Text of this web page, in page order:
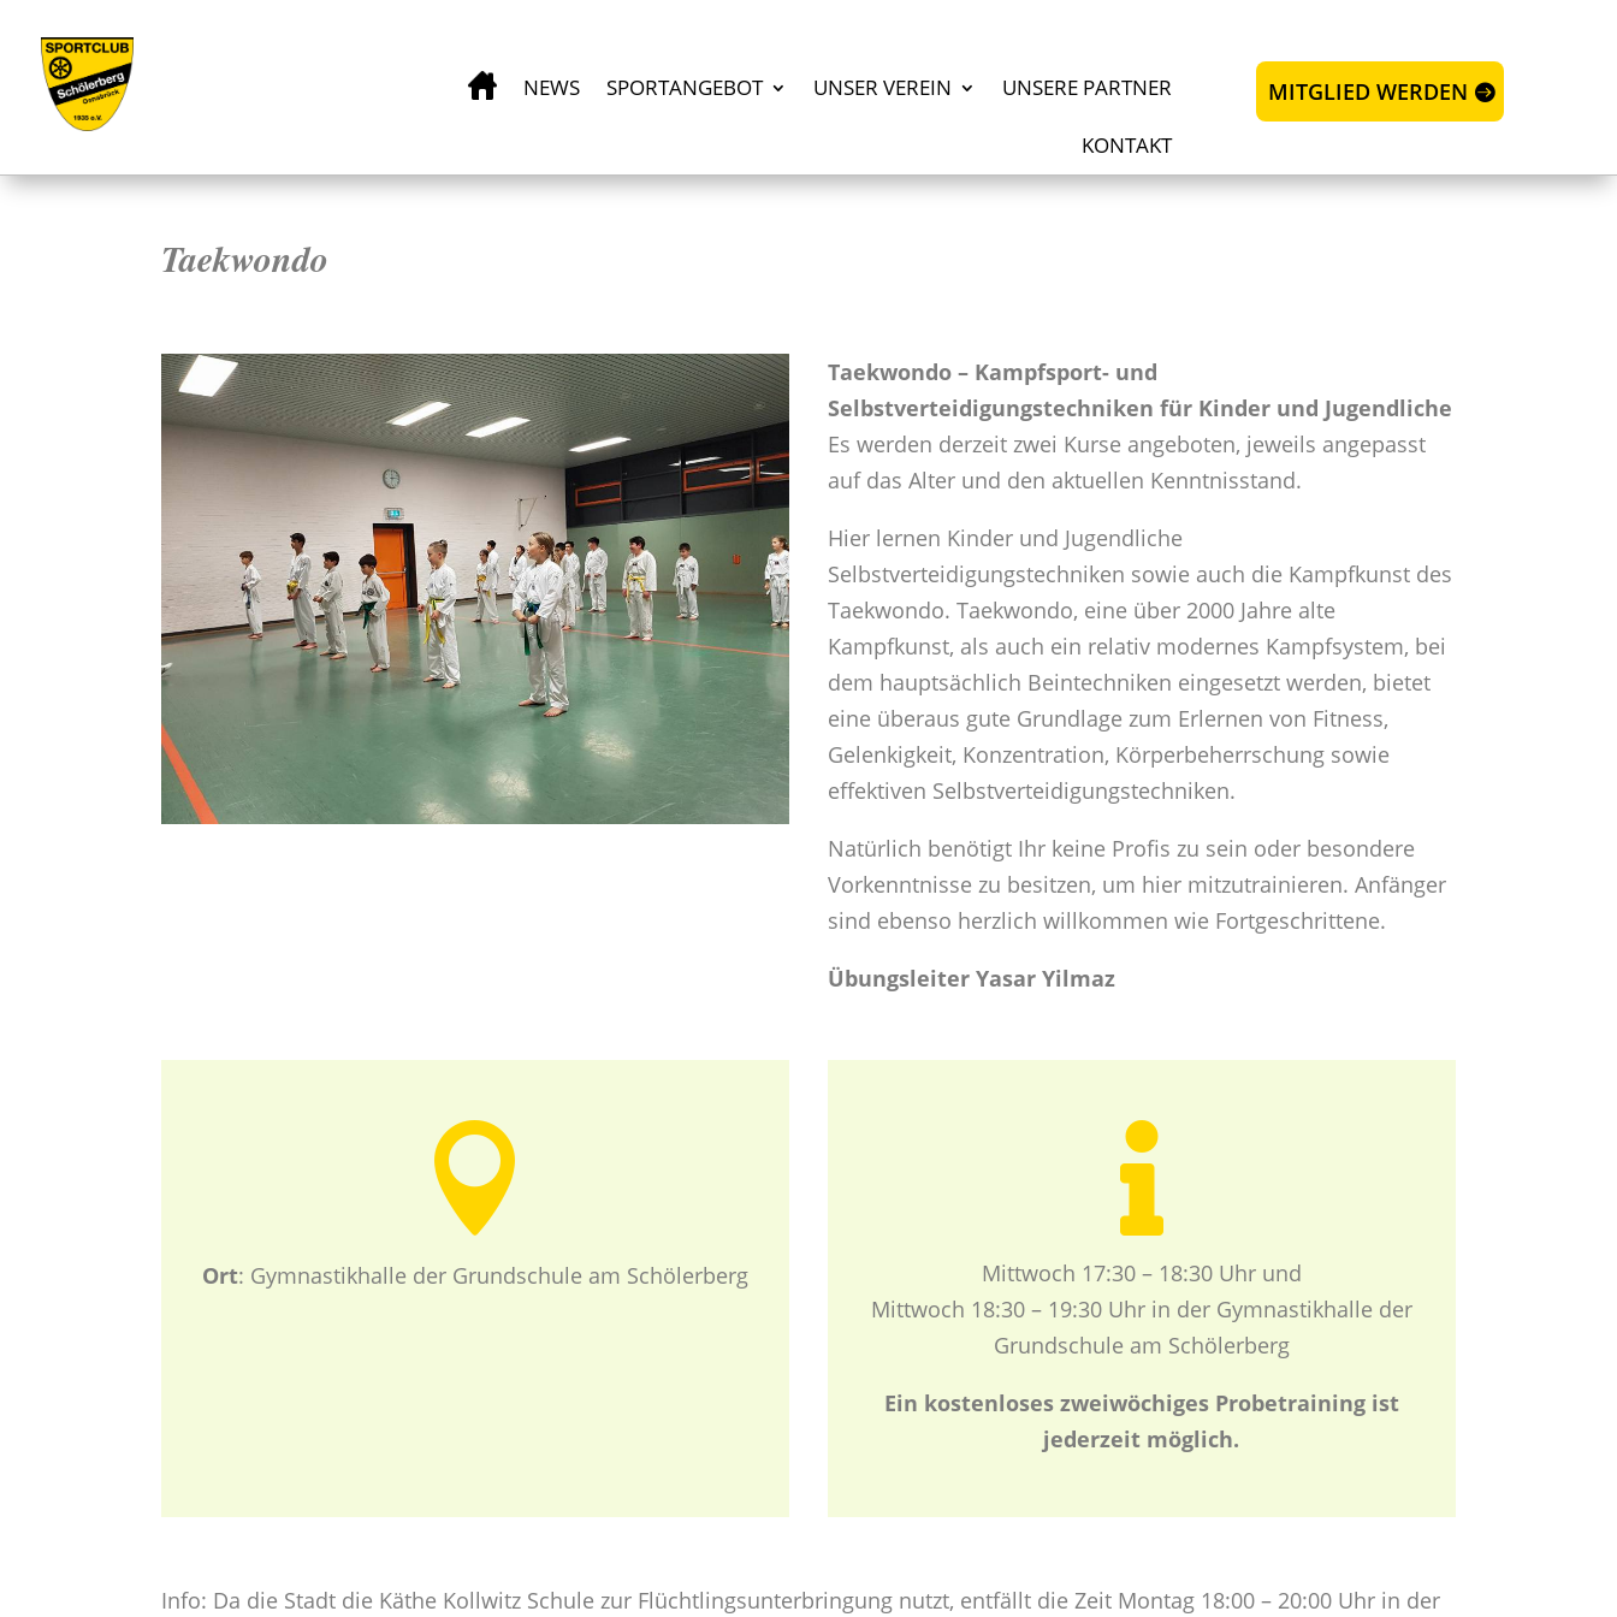
NEWS SPORTANGEBOT UNSER VEREIN UNSERE PARTNER
KONTAKT
MITGLIED WERDEN
Taekwondo
Taekwondo – Kampfsport- und
Selbstverteidigungstechniken für Kinder und Jugendliche
Es werden derzeit zwei Kurse angeboten, jeweils angepasst
auf das Alter und den aktuellen Kenntnisstand.
Hier lernen Kinder und Jugendliche
Selbstverteidigungstechniken sowie auch die Kampfkunst des
Taekwondo. Taekwondo, eine über 2000 Jahre alte
Kampfkunst, als auch ein relativ modernes Kampfsystem, bei
dem hauptsächlich Beintechniken eingesetzt werden, bietet
eine überaus gute Grundlage zum Erlernen von Fitness,
Gelenkigkeit, Konzentration, Körperbeherrschung sowie
effektiven Selbstverteidigungstechniken.
Natürlich benötigt Ihr keine Profis zu sein oder besondere
Vorkenntnisse zu besitzen, um hier mitzutrainieren. Anfänger
sind ebenso herzlich willkommen wie Fortgeschrittene.
Übungsleiter Yasar Yilmaz

Ort: Gymnastikhalle der Grundschule am Schölerberg

Mittwoch 17:30 – 18:30 Uhr und
Mittwoch 18:30 – 19:30 Uhr in der Gymnastikhalle der
Grundschule am Schölerberg
Ein kostenloses zweiwöchiges Probetraining ist
jederzeit möglich.
Info: Da die Stadt die Käthe Kollwitz Schule zur Flüchtlingsunterbringung nutzt, entfällt die Zeit Montag 18:00 – 20:00 Uhr in der